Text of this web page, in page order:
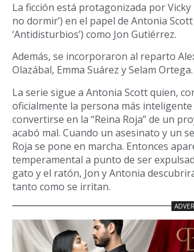
La ficción está protagonizada por Vicky
no dormir’) en el papel de Antonia
‘Antidisturbios’) como Jon Gutiérrez.
Además, se incorporaron al reparto
Olazábal, Emma Suárez y Selam Ortega.
La serie sigue a Antonia Scott quien,
oficialmente la persona más
convertirse en la “Reina Roja” de un
acabó mal. Cuando un asesinato y un
Roja se pone en marcha. Entonces
temperamental a punto de ser
gato y el ratón, Jon y Antonia
tanto como se irritan.